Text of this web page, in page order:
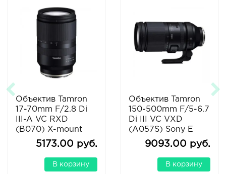
Объектив Tamron
17-70mm F/2.8 Di
III-A VC RXD
(B070) X-mount
5173.00 руб.
В корзину
Объектив Tamron
150-500mm F/5-6.7
Di III VC VXD
(A057S) Sony E
9093.00 руб.
В корзину